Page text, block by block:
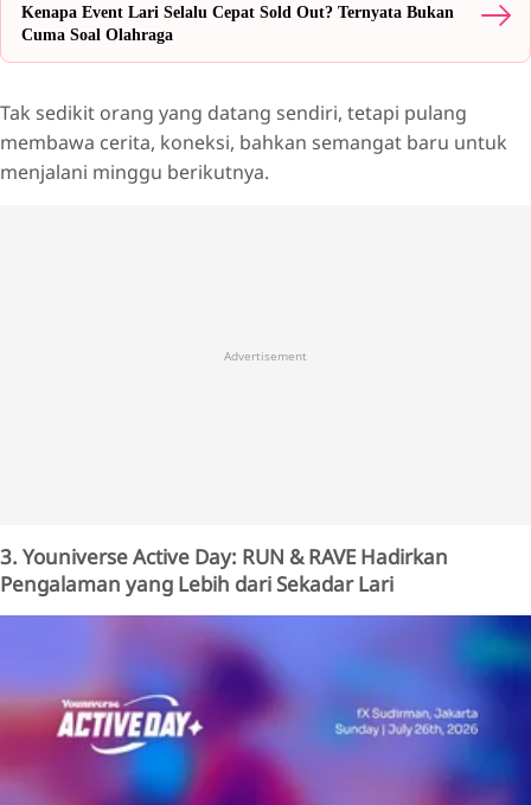
Kenapa Event Lari Selalu Cepat Sold Out? Ternyata Bukan
Cuma Soal Olahraga
Tak sedikit orang yang datang sendiri, tetapi pulang
membawa cerita, koneksi, bahkan semangat baru untuk
menjalani minggu berikutnya.
Advertisement
3. Youniverse Active Day: RUN & RAVE Hadirkan
Pengalaman yang Lebih dari Sekadar Lari